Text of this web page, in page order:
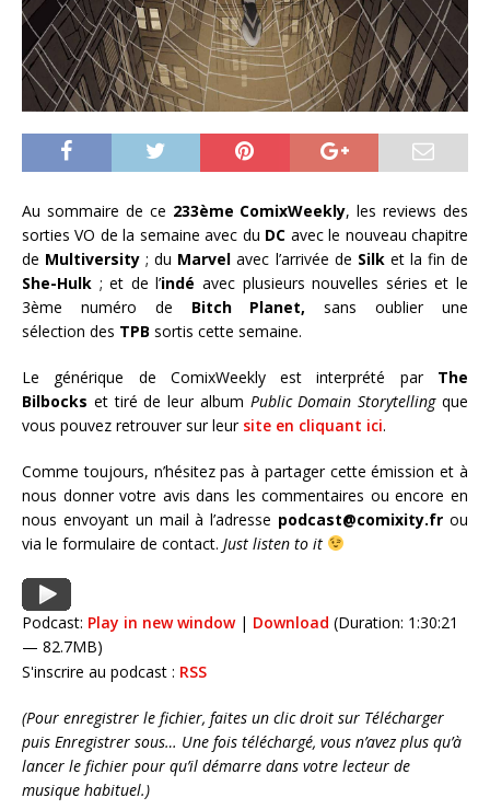
Au sommaire de ce 233ème ComixWeekly, les reviews des
sorties VO de la semaine avec du DC avec le nouveau chapitre
de Multiversity ; du Marvel avec l’arrivée de Silket la fin de
She-Hulk ; et de l’indé avec plusieurs nouvelles séries et le
3ème numéro de Bitch Planet, sans oublier une
sélection des TPB sortis cette semaine.
Le générique de ComixWeekly est interprété par The
Bilbocks et tiré de leur album Public Domain Storytellingque
vous pouvez retrouver sur leursite en cliquant ici.
Comme toujours, n’hésitez pas à partager cette émission et à
nous donner votre avis dans les commentaires ou encore en
nous envoyant un mail à l’adresse podcast@comixity.fr ou
via le formulaire de contact. Just listen to it
Podcast: Play in new window| Download (Duration: 1:30:21
— 82.7MB)
S'inscrire au podcast : RSS
(Pour enregistrer le fichier, faites un clic droit sur Télécharger
puis Enregistrer sous… Une fois téléchargé, vous n’avez plus qu’à
lancer le fichier pour qu’il démarre dans votre lecteur de
musique habituel.)